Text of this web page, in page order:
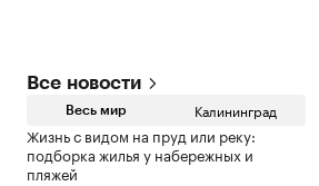
Все новости
Весь мир Калининград
Жизнь с видом на пруд или реку:
подборка жилья у набережных и
пляжей